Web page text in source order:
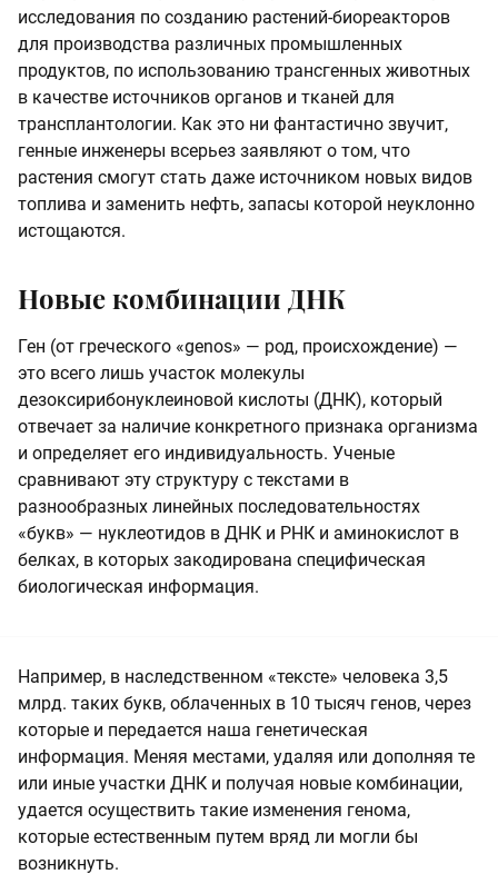
исследования по созданию растений-биореакторов
для производства различных промышленных
продуктов, по использованию трансгенных животных
в качестве источников органов и тканей для
трансплантологии. Как это ни фантастично звучит,
генные инженеры всерьез заявляют о том, что
растения смогут стать даже источником новых видов
топлива и заменить нефть, запасы которой неуклонно
истощаются.
Новые комбинации ДНК
Ген (от греческого «genos» — род, происхождение) —
это всего лишь участок молекулы
дезоксирибонуклеиновой кислоты (ДНК), который
отвечает за наличие конкретного признака организма
и определяет его индивидуальность. Ученые
сравнивают эту структуру с текстами в
разнообразных линейных последовательностях
«букв» — нуклеотидов в ДНК и РНК и аминокислот в
белках, в которых закодирована специфическая
биологическая информация.
Например, в наследственном «тексте» человека 3,5
млрд. таких букв, облаченных в 10 тысяч генов, через
которые и передается наша генетическая
информация. Меняя местами, удаляя или дополняя те
или иные участки ДНК и получая новые комбинации,
удается осуществить такие изменения генома,
которые естественным путем вряд ли могли бы
возникнуть.